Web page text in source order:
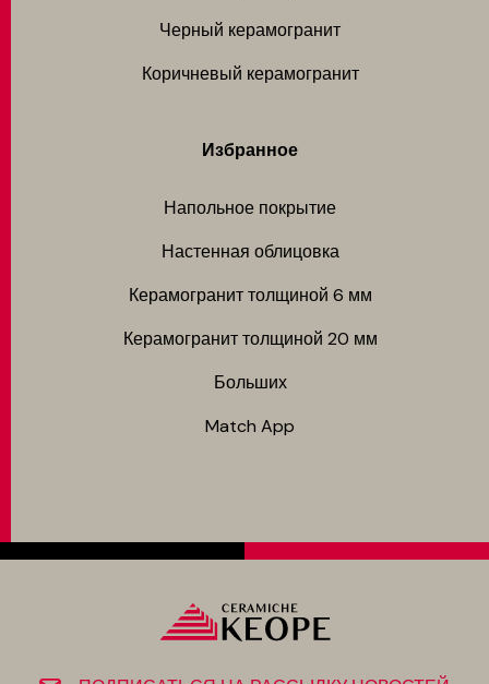
Черный керамогранит
Коричневый керамогранит
Избранное
Напольное покрытие
Настенная облицовка
Керамогранит толщиной 6 мм
Керамогранит толщиной 20 мм
Больших
Match App